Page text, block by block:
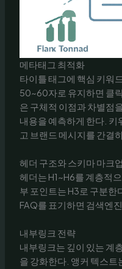
메타태그 최적화
타이틀 태그에 핵심 키워
50~60자로 유지하면 클
은 구체적 이점과 차별점
내용을 예측하게 한다.
고 브랜드 메시지를 간결
헤더 구조와 스키마 마크업
헤더는 H1~H6를 계층적
부 포인트는 H3로 구분
FAQ를 표기하면 검색엔
내부링크 전략
내부링크는 깊이 있는 계
을 강화한다. 앵커 텍스트